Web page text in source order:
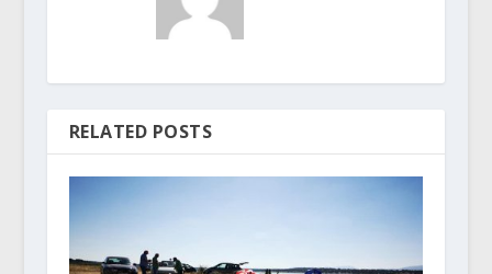
RELATED POSTS